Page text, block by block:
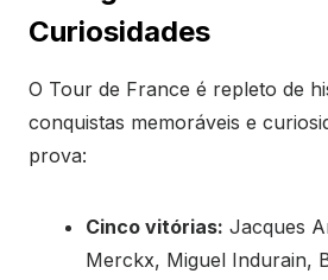
Curiosidades
O Tour de France é repleto de
conquistas memoráveis e
prova:
Cinco vitórias: Jacques
Merckx, Miguel Indurain,